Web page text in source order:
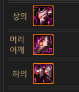
상의
머리
어깨
하의